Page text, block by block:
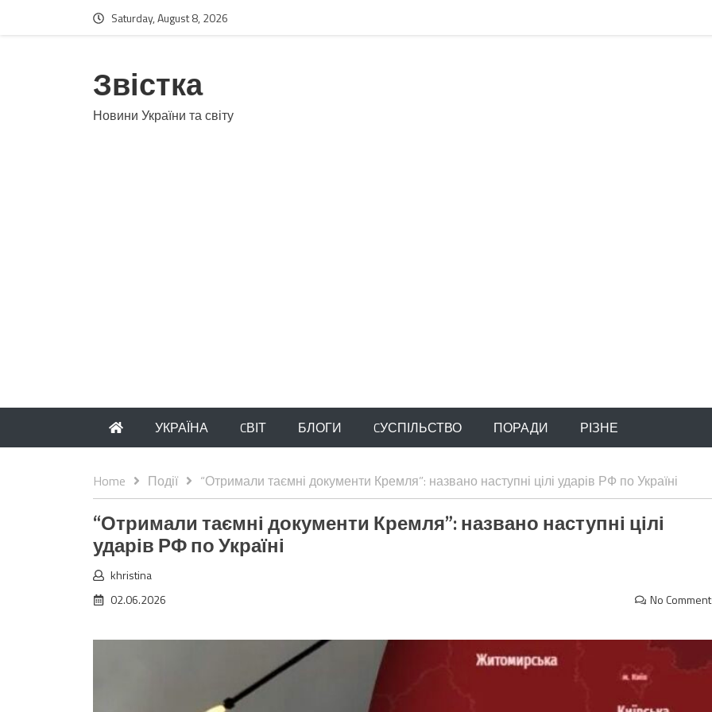
Saturday, August 8, 2026
Звістка
Новини України та світу
УКРАЇНА CВІТ БЛОГИ CУСПІЛЬСТВО ПОРАДИ РІЗНЕ
Home Події “Отримали таємні документи Кремля”: названо наступні цілі ударів РФ по Україні
“Отримали таємні документи Кремля”: названо наступні цілі
ударів РФ по Україні
khristina
02.06.2026
No